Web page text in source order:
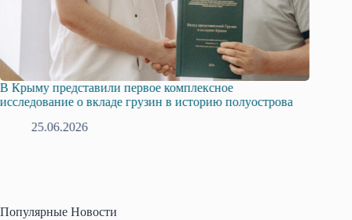
В Крыму представили первое комплексное
исследование о вкладе грузин в историю полуострова
25.06.2026
Популярные Новости